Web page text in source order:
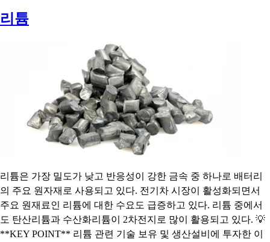
리튬
리튬은 가장 밀도가 낮고 반응성이 강한 금속 중 하나로 배터리
의 주요 원자재로 사용되고 있다. 전기차 시장이 활성화되면서
주요 원재료인 리튬에 대한 수요도 급증하고 있다. 리튬 중에서
도 탄산리튬과 수산화리튬이 2차전지로 많이 활용되고 있다. 💡
**KEY POINT** 리튬 관련 기술 보유 및 생산설비에 투자한 이